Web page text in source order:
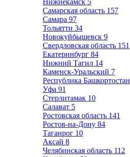
Нижнекамск 5
Самарская область 157
Самара 97
Тольятти 34
Новокуйбышевск 9
Свердловская область 151
Екатеринбург 84
Нижний Тагил 14
Каменск-Уральский 7
Республика Башкортостан
Уфа 91
Стерлитамак 10
Салават 5
Ростовская область 141
Ростов-на-Дону 84
Таганрог 10
Аксай 8
Челябинская область 112